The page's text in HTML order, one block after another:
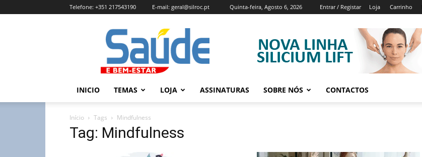
Quinta-feira, Agosto 6, 2026 Entrar / Registar Loja Carrinho
Telefone: +351 217543190 E-mail: geral@silroc.pt
Revista
Saúde
e
Bem
Estar
Edição
INICIO TEMAS LOJA ASSINATURAS SOBRE NÓS CONTACTOS
Início Tags Mindfulness
Tag: Mindfulness